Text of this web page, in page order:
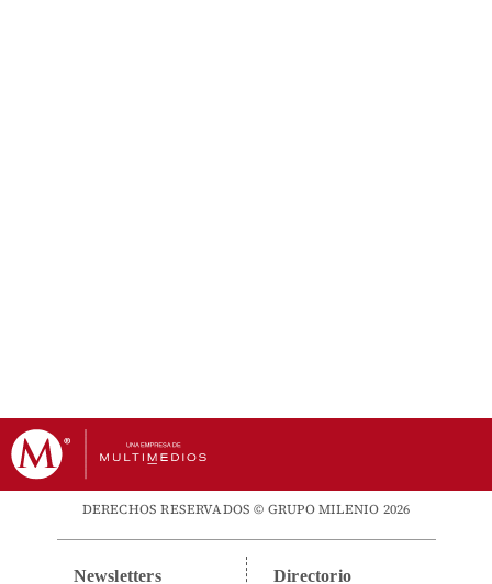
DERECHOS RESERVADOS © GRUPO MILENIO 2026
Newsletters Directorio